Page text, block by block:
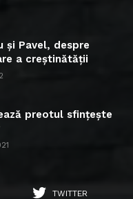
și Pavel, despre
a creștinătății
preotul sfințește
TWITTER